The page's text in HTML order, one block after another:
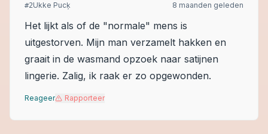
#2Ukke Pucķ 8 maanden geleden
Het lijkt als of de "normale" mens is
uitgestorven. Mijn man verzamelt hakken en
graait in de wasmand opzoek naar satijnen
lingerie. Zalig, ik raak er zo opgewonden.
Reageer Rapporteer